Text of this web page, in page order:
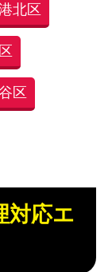
北区
区
対応エ